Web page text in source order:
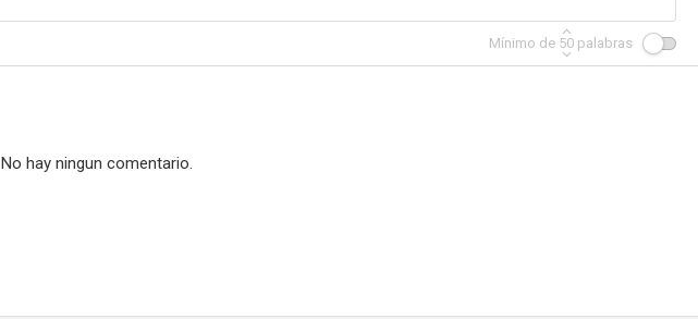
Mínimo de 50 palabras
No hay ningun comentario.